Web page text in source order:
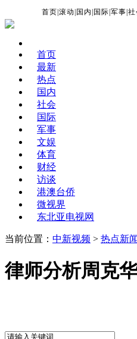
首页 |滚动 国内 国际 |军事 |社
首页
最新
热点
国内
社会
国际
军事
文娱
体育
财经
访谈
港澳台侨
微视界
东北亚电视网
当前位置： 中新视频 > 热点新闻
律师分析周克